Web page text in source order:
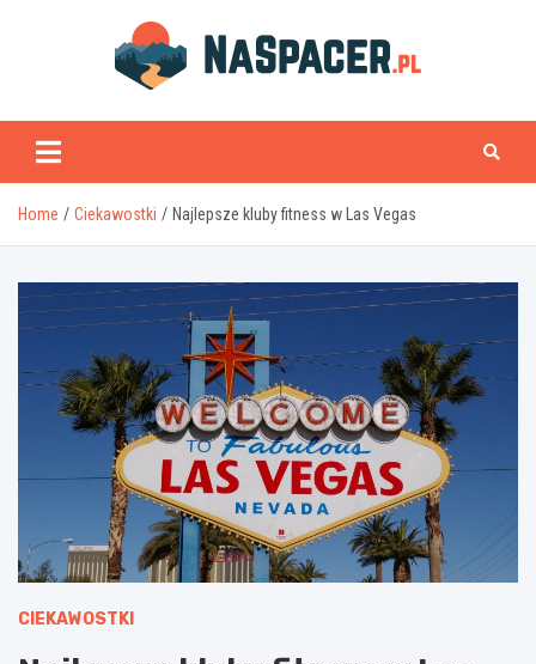
naspacer.pl
Home Ciekawostki Najlepsze kluby fitness w Las Vegas
CIEKAWOSTKI